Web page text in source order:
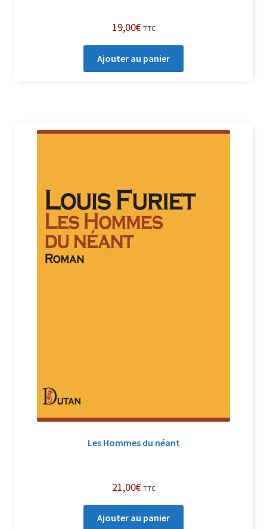
19,00€ TTC
Ajouter au panier
Les Hommes du néant
21,00€ TTC
Ajouter au panier